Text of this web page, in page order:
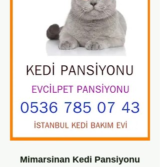
Mimarsinan Kedi Pansiyonu